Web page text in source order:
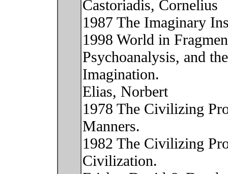
Castoriadis, Cornelius
1987 The Imaginary
1998 World in
Psychoanalysis, and the
Imagination.
Elias, Norbert
1978 The Civilizing
Manners.
1982 The Civilizing
Civilization.